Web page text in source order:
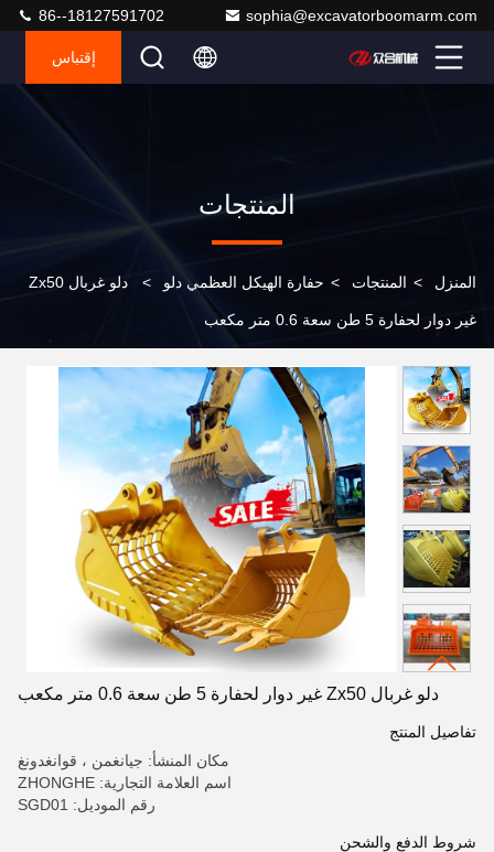
sophia@excavatorboomarm.com
86--18127591702
إقتباس
المنتجات
المنزل > المنتجات > حفارة الهيكل العظمي دلو > دلو غربال Zx50
غير دوار لحفارة 5 طن سعة 0.6 متر مكعب
دلو غربال Zx50 غير دوار لحفارة 5 طن سعة 0.6 متر مكعب
تفاصيل المنتج
مكان المنشأ: جيانغمن ، قوانغدونغ
اسم العلامة التجارية: ZHONGHE
رقم الموديل: SGD01
شروط الدفع والشحن